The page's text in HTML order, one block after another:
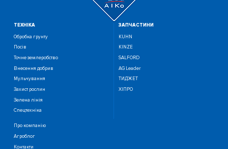
ТЕХНIКА
Обробка грунту
Посiв
Точне землеробство
Внесення добрив
Мульчування
Захист рослин
Зелена лінія
Спецтехніка
ЗАПЧАСТИНИ
KUHN
KINZE
SALFORD
AG Leader
ТИДЖЕТ
ХІПРО
Про компанію
Агроблог
Контакти